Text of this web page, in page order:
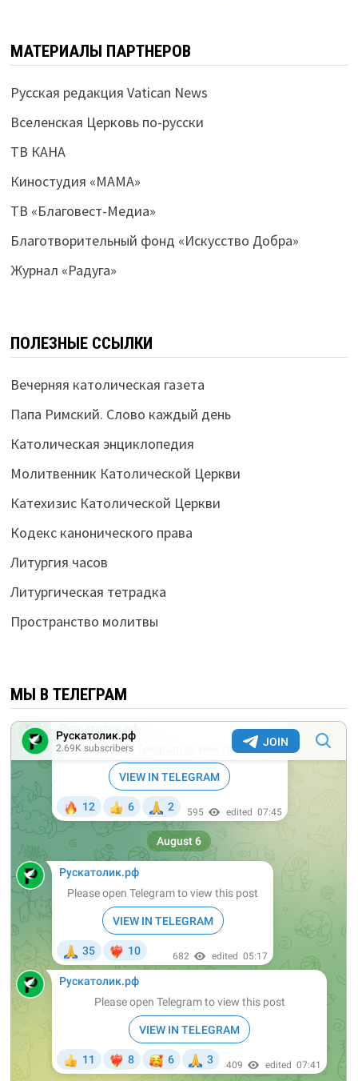
МАТЕРИАЛЫ ПАРТНЕРОВ
Русская редакция Vatican News
Вселенская Церковь по-русски
ТВ КАНА
Киностудия «МАМА»
ТВ «Благовест-Медиа»
Благотворительный фонд «Искусство Добра»
Журнал «Радуга»
ПОЛЕЗНЫЕ ССЫЛКИ
Вечерняя католическая газета
Папа Римский. Слово каждый день
Католическая энциклопедия
Молитвенник Католической Церкви
Катехизис Католической Церкви
Кодекс канонического права
Литургия часов
Литургическая тетрадка
Пространство молитвы
МЫ В ТЕЛЕГРАМ